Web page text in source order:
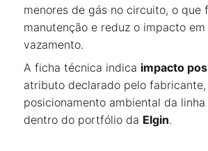
menores de gás no circuito, o que
manutenção e reduz o impacto
vazamento.
A ficha técnica indica impacto
atributo declarado pelo
posicionamento ambiental da linha
dentro do portfólio da Elgin.